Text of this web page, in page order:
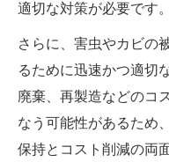
適切な対策が必要です。
さらに、害虫やカビの
るために迅速かつ適切
廃棄、再製造などのコ
なう可能性があるため
保持とコスト削減の両